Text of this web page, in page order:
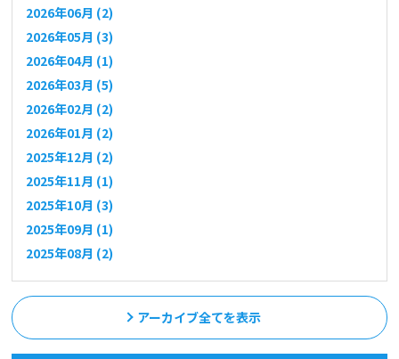
2026年06月 (2)
2026年05月 (3)
2026年04月 (1)
2026年03月 (5)
2026年02月 (2)
2026年01月 (2)
2025年12月 (2)
2025年11月 (1)
2025年10月 (3)
2025年09月 (1)
2025年08月 (2)
アーカイブ全てを表示